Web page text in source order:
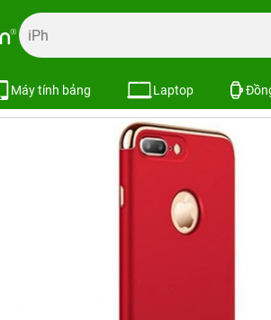
Máy tính bảng Laptop
Ốp lưng Ốp lưng iPhone